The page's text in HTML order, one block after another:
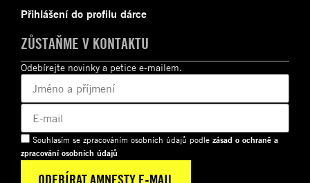
Přihlášení do profilu dárce
ZŮSTAŇME V KONTAKTU
Odebírejte novinky a petice e-mailem.
Souhlasím se zpracováním osobních údajů podle zásad o ochraně a
zpracování osobních údajů